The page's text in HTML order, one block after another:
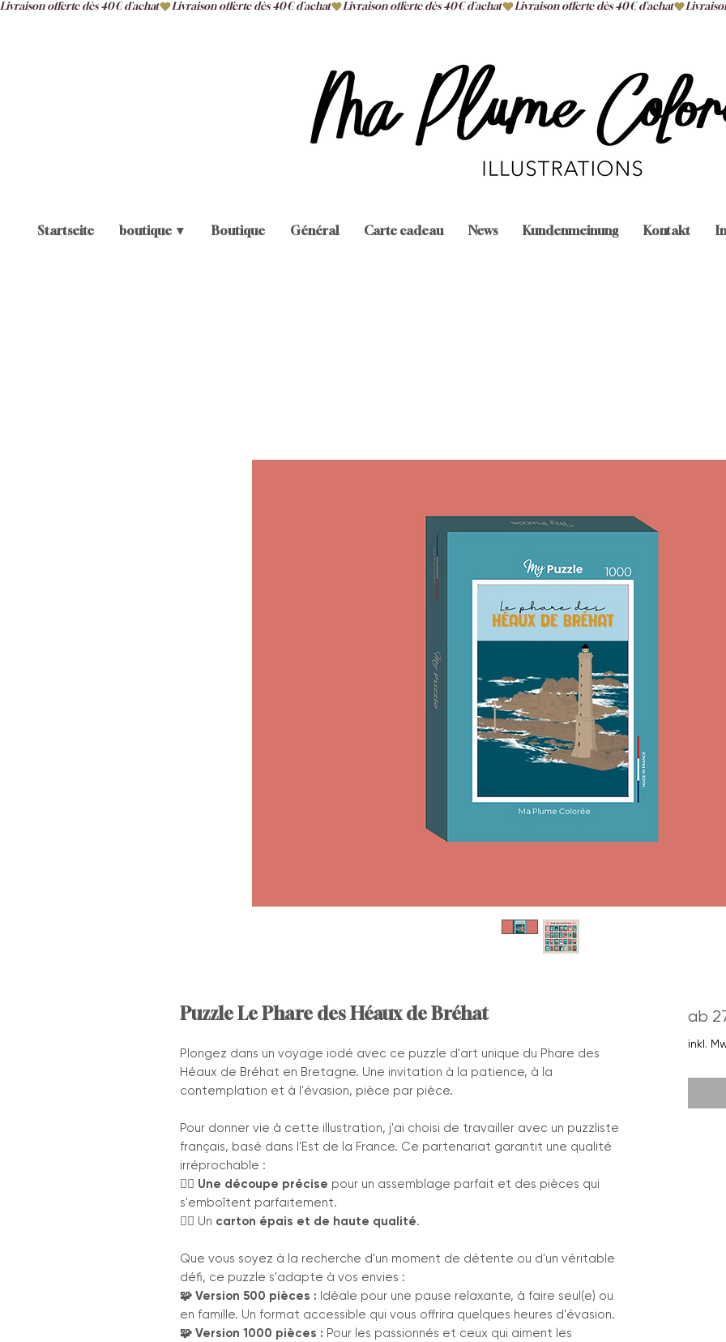
Livraison offerte dès 40€ d'achat
Startseite boutique ▼ Boutique Général Carte cadeau News Kundenmeinung Kontakt
Puzzle Le Phare des Héaux de Bréhat
Plongez dans un voyage iodé avec ce puzzle d'art unique du Phare des
Héaux de Bréhat en Bretagne. Une invitation à la patience, à la
contemplation et à l'évasion, pièce par pièce.
Pour donner vie à cette illustration, j'ai choisi de travailler avec un puzzliste
français, basé dans l'Est de la France. Ce partenariat garantit une qualité
irréprochable :
👉🏻 Une découpe précise pour un assemblage parfait et des pièces qui
s'emboîtent parfaitement.
👉🏻 Un carton épais et de haute qualité.
Que vous soyez à la recherche d'un moment de détente ou d'un véritable
défi, ce puzzle s'adapte à vos envies :
🧩 Version 500 pièces : Idéale pour une pause relaxante, à faire seul(e) ou
en famille. Un format accessible qui vous offrira quelques heures d'évasion.
🧩 Version 1000 pièces : Pour les passionnés et ceux qui aiment les
ab
inkl.